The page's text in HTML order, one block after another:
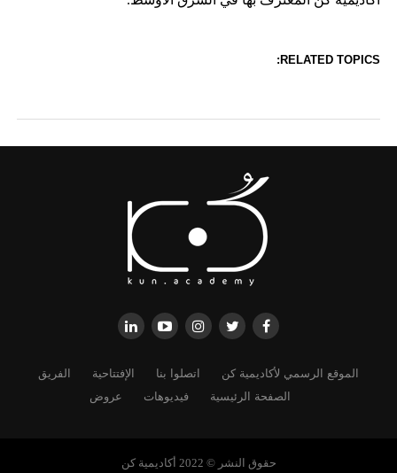
RELATED TOPICS:
الموقع الرسمي لأكاديمية كن اتصلوا بنا الإفتتاحية
الفريق
الصفحة الرئيسية
فيديوهات عروض
حقوق النشر © 2022 أكاديمية كن